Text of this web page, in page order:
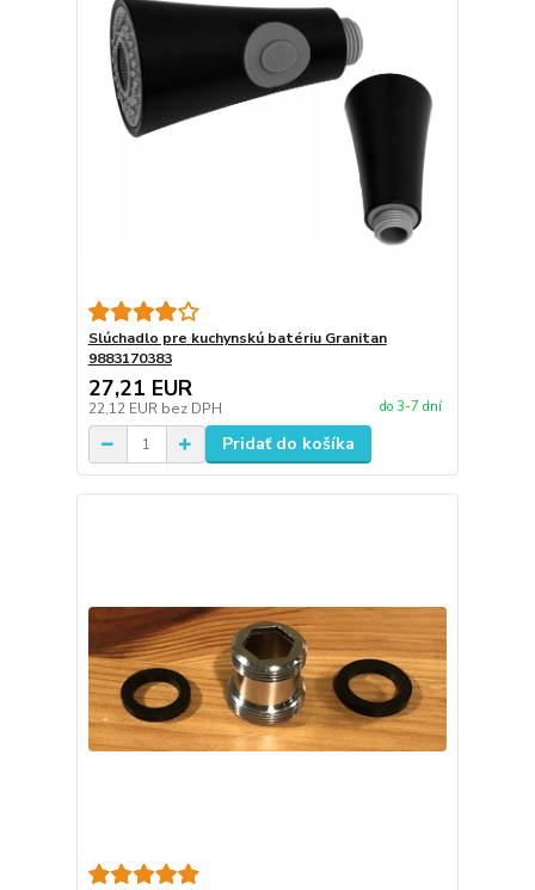
Slúchadlo pre kuchynskú batériu Granitan
9883170383
27,21 EUR
22,12 EUR bez DPH do 3-7 dní
Pridať do košíka